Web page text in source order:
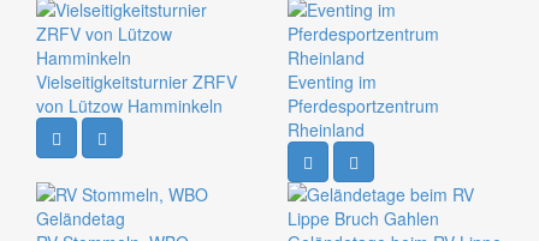
Vielseitigkeitsturnier ZRFV
von Lützow Hamminkeln
Eventing im
Pferdesportzentrum
Rheinland